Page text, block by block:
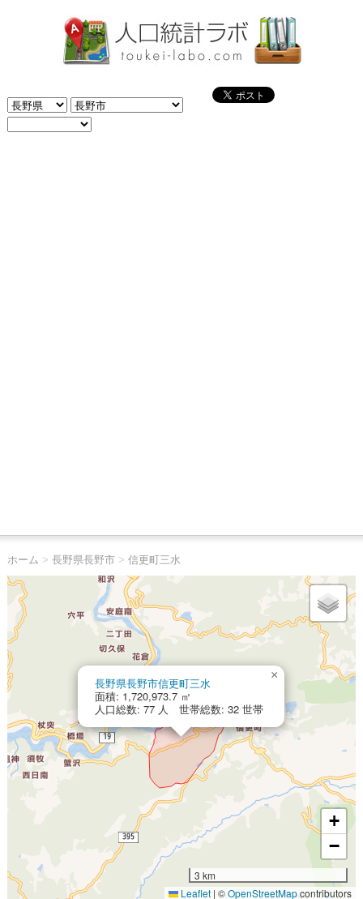
ホーム > 長野県長野市> 信更町三水
長野県長野市信更町三水
面積: 1,720,973.7 ㎡
人口総数: 77 人 世帯総数: 32 世帯
×
+
−
3 km
Leaflet | ©OpenStreetMapcontributors